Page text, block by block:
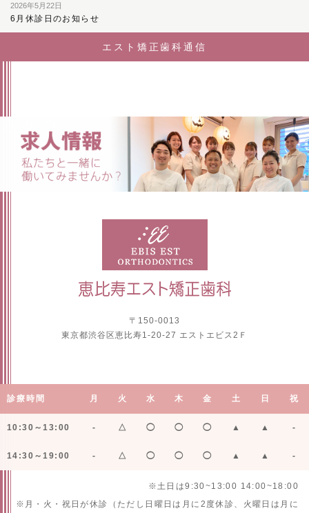
2026年5月22日
6月休診日のお知らせ
エスト矯正歯科通信
〒150-0013
東京都渋谷区恵比寿1-20-27 エストエビス2Ｆ
診療時間 月 火 水 木 金 土 日 祝
10:30～13:00 - △ ◯ ◯ ◯ ▲ ▲ -
14:30～19:00 - △ ◯ ◯ ◯ ▲ ▲ -
※土日は9:30~13:00 14:00~18:00
※月・火・祝日が休診（ただし日曜日は月に2度休診、火曜日は月に